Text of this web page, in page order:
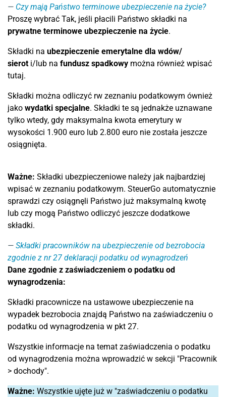
Czy mają Państwo terminowe ubezpieczenie na życie?
Proszę wybrać Tak, jeśli płacili Państwo składki na
prywatne terminowe ubezpieczenie na życie.
Składki na ubezpieczenie emerytalne dla wdów/
sieroti/lub na fundusz spadkowy można również wpisać
tutaj.
Składki można odliczyć rw zeznaniu podatkowym ównież
jako wydatki specjalne. Składki te są jednakże uznawane
tylko wtedy, gdy maksymalna kwota emerytury w
wysokości 1.900 euro lub 2.800 euro nie została jeszcze
osiągnięta.
Ważne: Składki ubezpieczeniowe należy jak najbardziej
wpisać w zeznaniu podatkowym. SteuerGo automatycznie
sprawdzi czy osiągnęli Państwo już maksymalną kwotę
lub czy mogą Państwo odliczyć jeszcze dodatkowe
składki.
Składki pracowników na ubezpieczenie od bezrobocia
zgodnie z nr 27 deklaracji podatku od wynagrodzeń
Dane zgodnie z zaświadczeniem o podatku od
wynagrodzenia:
Składki pracownicze na ustawowe ubezpieczenie na
wypadek bezrobocia znajdą Państwo na zaświadczeniu o
podatku od wynagrodzenia w pkt 27.
Wszystkie informacje na temat zaświadczenia o podatku
od wynagrodzenia można wprowadzić w sekcji "Pracownik
> dochody".
Ważne: Wszystkie ujęte już w "zaświadczeniu o podatku